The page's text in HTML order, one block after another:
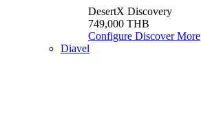
DesertX Discovery
749,000 THB
Configure Discover More
Diavel